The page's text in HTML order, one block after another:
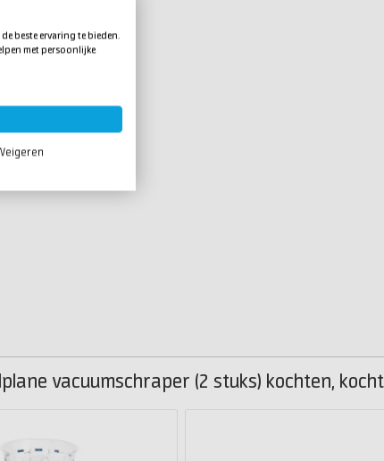
vacuumschraper (2 stuks) kochten,
beste ervaring te bieden.
met persoonlijke